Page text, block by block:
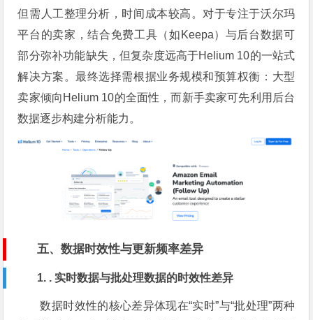
但需人工整理分析，时间成本较高。对于专注于沃尔玛
平台的卖家，结合免费工具（如Keepa）与后台数据可
部分弥补功能缺失，但复杂度远高于Helium 10的一站式
解决方案。最终选择需根据业务规模和预算权衡：大型
卖家倾向Helium 10的全面性，而新手卖家可先利用后台
数据逐步构建分析能力。
五、数据时效性与更新频率差异
1. . 实时数据与批处理数据的时效性差异
数据时效性的核心差异体现在“实时”与“批处理”两种